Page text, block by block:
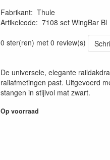
Fabrikant: Thule
Artikelcode: 7108 set WingBar Bl
0 ster(ren) met 0 review(s)
De universele, elegante
railafmetingen past. Uitgevoerd
stangen in stijlvol mat zwart.
Op voorraad